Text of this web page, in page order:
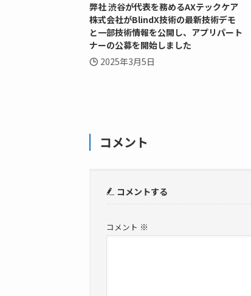
弊社 渋谷が代表を務めるAXテックケア
株式会社がBlindX技術の最新技術デモ
と一部技術情報を公開し、アプリパート
ナーの公募を開始しました
2025年3月5日
コメント
コメントする
コメント ※